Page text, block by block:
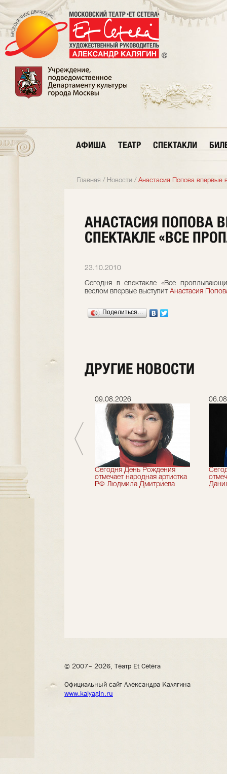
АФИША ТЕАТР СПЕКТАКЛИ
Главная / Новости / Анастасия Попова впервые
АНАСТАСИЯ ПОПОВА
СПЕКТАКЛЕ «ВСЕ
23.10.2010
Сегодня в спектакле «Все
веслом впервые выступит Анастасия
Поделиться…
ДРУГИЕ НОВОСТИ
искусств
Николай Максимов
09.08.2026
Сегодня День Рождения
отмечает народная артистка
РФ Людмила Дмитриева
© 2007– 2026, Театр Et Cetera
Официальный сайт Александра Калягина
www.kalyagin.ru